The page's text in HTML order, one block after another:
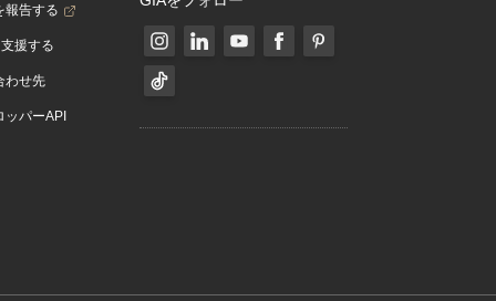
報告する
援する
わせ先
ッパーAPI